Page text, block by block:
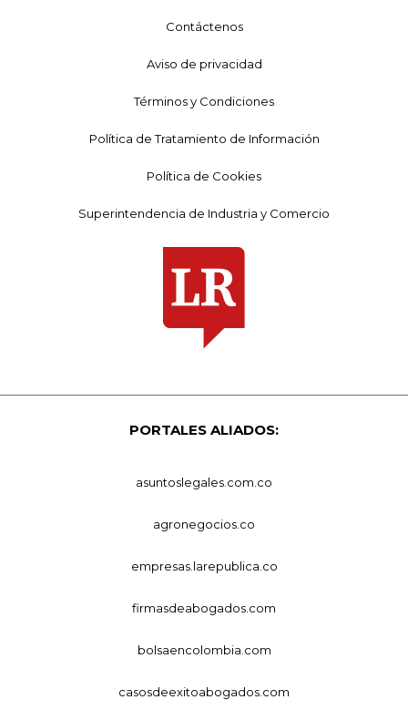
Contáctenos
Aviso de privacidad
Términos y Condiciones
Política de Tratamiento de Información
Política de Cookies
Superintendencia de Industria y Comercio
PORTALES ALIADOS:
asuntoslegales.com.co
agronegocios.co
empresas.larepublica.co
firmasdeabogados.com
bolsaencolombia.com
casosdeexitoabogados.com